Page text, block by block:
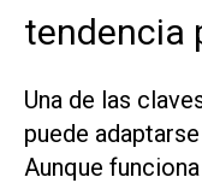
tendencia
Una de las
puede
Aunque